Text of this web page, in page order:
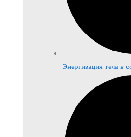
Энергизация тела в